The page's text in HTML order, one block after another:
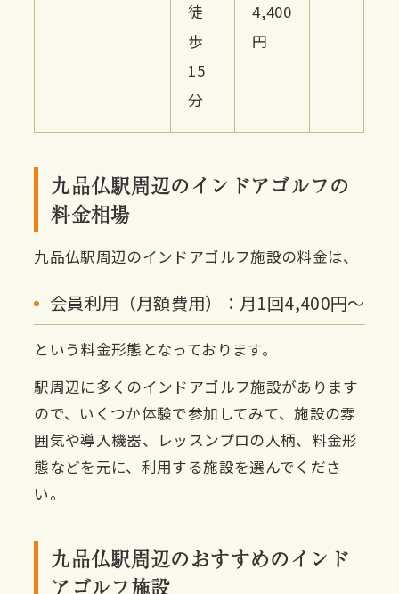
徒
歩
15
分
4,400
円
九品仏駅周辺のインドアゴルフの
料金相場
九品仏駅周辺のインドアゴルフ施設の料金は、
会員利用（月額費用）：月1回4,400円〜
という料金形態となっております。
駅周辺に多くのインドアゴルフ施設があります
ので、いくつか体験で参加してみて、施設の雰
囲気や導入機器、レッスンプロの人柄、料金形
態などを元に、利用する施設を選んでくださ
い。
九品仏駅周辺のおすすめのインド
アゴルフ施設